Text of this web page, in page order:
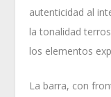
autenticidad al
la tonalidad
los elementos
La barra, con